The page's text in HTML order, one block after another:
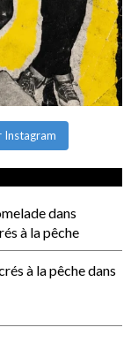
Instagram
dans
à la pêche
à la pêchedans